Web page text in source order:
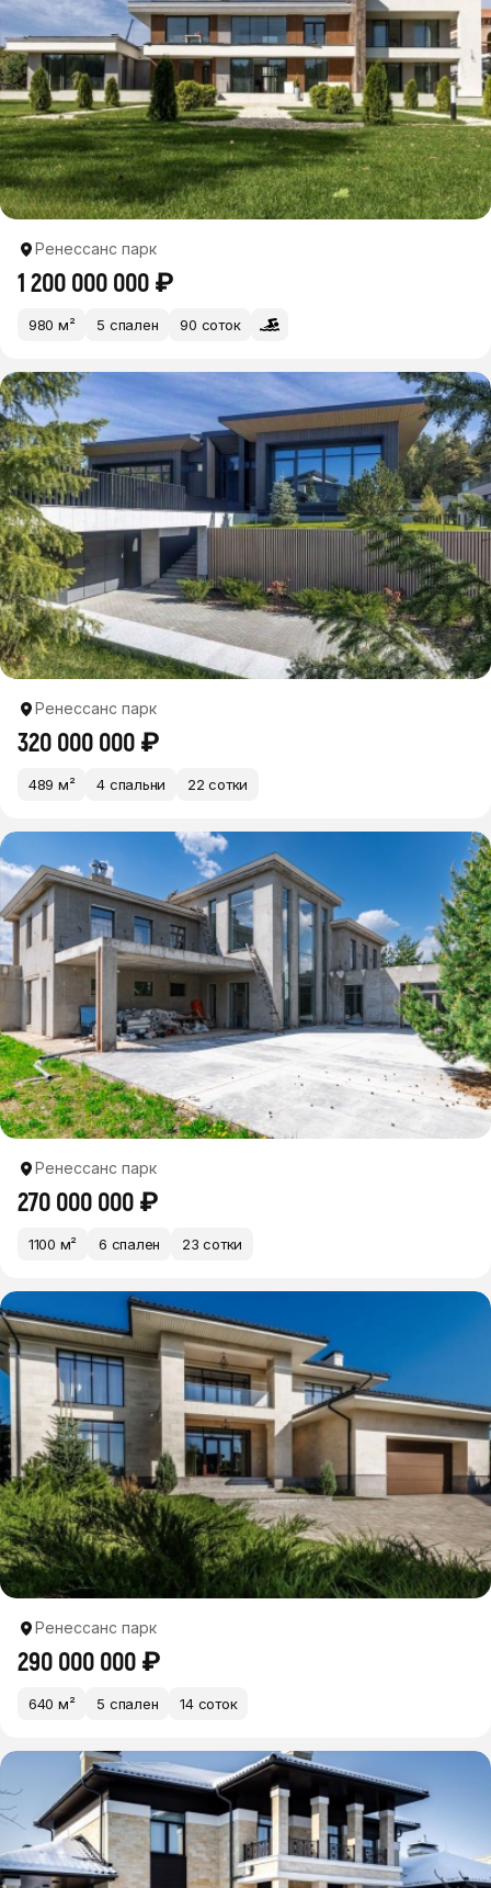
Ренессанс парк
1 200 000 000 ₽
980 м² 5 спален 90 соток
Ренессанс парк
320 000 000 ₽
489 м² 4 спальни 22 сотки
Ренессанс парк
270 000 000 ₽
1100 м² 6 спален 23 сотки
Ренессанс парк
290 000 000 ₽
640 м² 5 спален 14 соток